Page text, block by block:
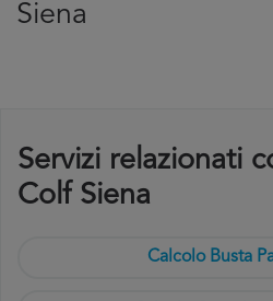
Siena
Servizi relazionati
Colf Siena
Calcolo Busta